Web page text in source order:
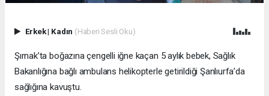
Erkek| Kadın (Haberi Sesli Oku)
Şırnak’ta boğazına çengelli iğne kaçan 5 aylık bebek, Sağlık
Bakanlığına bağlı ambulans helikopterle getirildiği Şanlıurfa’da
sağlığına kavuştu.